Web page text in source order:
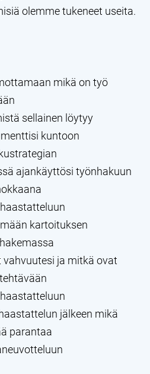
olemme tukeneet useita.
mikä on työ
sellainen löytyy
kuntoon
ajankäyttösi työnhakuun
kartoituksen
ja mitkä ovat
jälkeen mikä
parantaa